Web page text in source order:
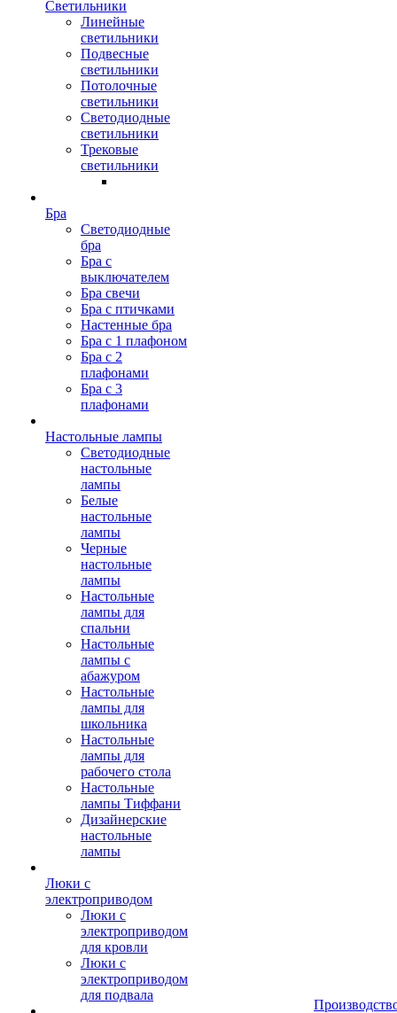
Светильники
Линейные
светильники
Подвесные
светильники
Потолочные
светильники
Светодиодные
светильники
Трековые
светильники
Бра
Светодиодные
бра
Бра с
выключателем
Бра свечи
Бра с птичками
Настенные бра
Бра с 1 плафоном
Бра с 2
плафонами
Бра с 3
плафонами
Настольные лампы
Светодиодные
настольные
лампы
Белые
настольные
лампы
Черные
настольные
лампы
Настольные
лампы для
спальни
Настольные
лампы с
абажуром
Настольные
лампы для
школьника
Настольные
лампы для
рабочего стола
Настольные
лампы Тиффани
Дизайнерские
настольные
лампы
Люки с
электроприводом
Люки с
электроприводом
для кровли
Люки с
электроприводом
для подвала